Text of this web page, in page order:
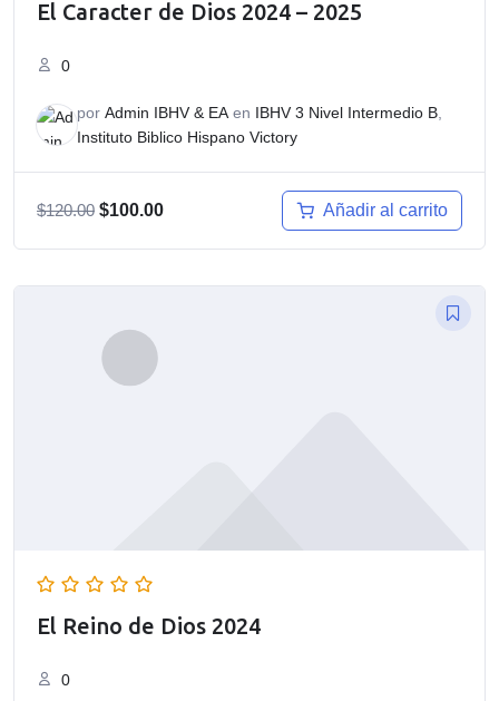
El Caracter de Dios 2024 – 2025
0
por Admin IBHV & EA en IBHV 3 Nivel Intermedio B
Instituto Biblico Hispano Victory
$120.00 El
$100.00El
Añadir al carrito
El Reino de Dios 2024
0